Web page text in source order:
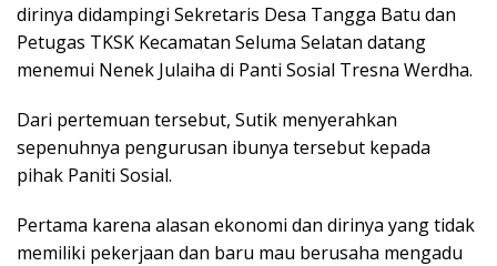
dirinya didampingi Sekretaris Desa Tangga Batu dan
Petugas TKSK Kecamatan Seluma Selatan datang
menemui Nenek Julaiha di Panti Sosial Tresna Werdha.
Dari pertemuan tersebut, Sutik menyerahkan
sepenuhnya pengurusan ibunya tersebut kepada
pihak Paniti Sosial.
Pertama karena alasan ekonomi dan dirinya yang tidak
memiliki pekerjaan dan baru mau berusaha mengadu